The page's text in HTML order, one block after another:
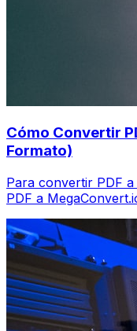
Cómo Convertir
Formato)
Para convertir PDF
PDF a